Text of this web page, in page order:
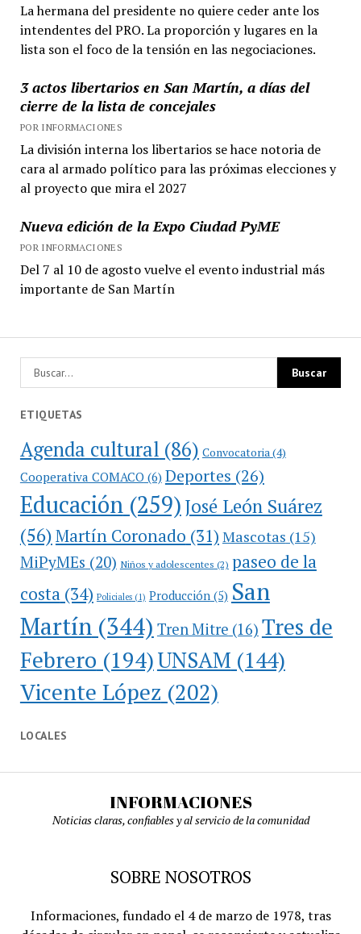
La hermana del presidente no quiere ceder ante los
intendentes del PRO. La proporción y lugares en la
lista son el foco de la tensión en las negociaciones.
3 actos libertarios en San Martín, a días del
cierre de la lista de concejales
POR INFORMACIONES
La división interna los libertarios se hace notoria de
cara al armado político para las próximas elecciones y
al proyecto que mira el 2027
Nueva edición de la Expo Ciudad PyME
POR INFORMACIONES
Del 7 al 10 de agosto vuelve el evento industrial más
importante de San Martín
ETIQUETAS
Agenda cultural (86) Convocatoria (4)
Cooperativa COMACO(6) Deportes (26)
Educación(259)José León Suárez
(56)Martín Coronado (31) Mascotas (15)
MiPyMEs (20) Niños y adolescentes (2) paseo de la
costa(34) Policiales(1) Producción(5) San
Martín(344) Tren Mitre (16) Tres de
Febrero (194)UNSAM (144)
Vicente López (202)
LOCALES
INFORMACIONES
Noticias claras, confiables y al servicio de la comunidad
SOBRE NOSOTROS
Informaciones, fundado el 4 de marzo de 1978, tras